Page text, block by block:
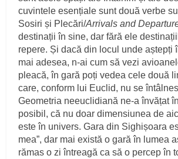
cuvintele esențiale sunt două verbe
Sosiri și Plecări/Arrivals and
destinații în sine, dar fără ele
repere. Și dacă din locul unde aștepți
mai adesea, n-ai cum să vezi
pleacă, în gară poți vedea cele două
care, conform lui Euclid, nu se
Geometria neeuclidiană ne-a învățat
posibil, că nu doar dimensiunea de
este în univers. Gara din Sighișoara
mea”, dar mai există o gară în lumea
rămas o zi întreagă ca să o percep în